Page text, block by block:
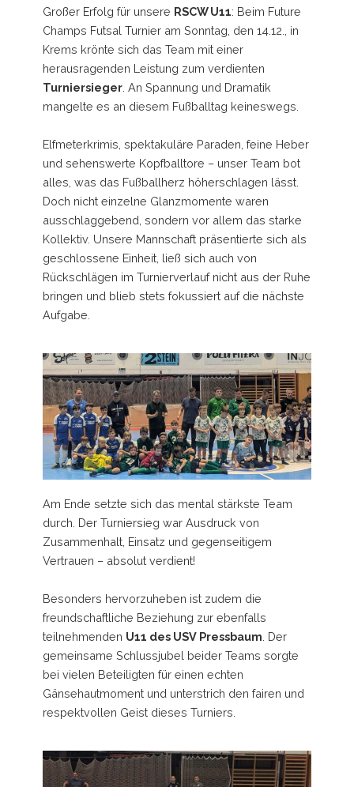
Großer Erfolg für unsere RSCW U11: Beim Future
Champs Futsal Turnier am Sonntag, den 14.12., in
Krems krönte sich das Team mit einer
herausragenden Leistung zum verdienten
Turniersieger. An Spannung und Dramatik
mangelte es an diesem Fußballtag keineswegs.
Elfmeterkrimis, spektakuläre Paraden, feine Heber
und sehenswerte Kopfballtore – unser Team bot
alles, was das Fußballherz höherschlagen lässt.
Doch nicht einzelne Glanzmomente waren
ausschlaggebend, sondern vor allem das starke
Kollektiv. Unsere Mannschaft präsentierte sich als
geschlossene Einheit, ließ sich auch von
Rückschlägen im Turnierverlauf nicht aus der Ruhe
bringen und blieb stets fokussiert auf die nächste
Aufgabe.
Am Ende setzte sich das mental stärkste Team
durch. Der Turniersieg war Ausdruck von
Zusammenhalt, Einsatz und gegenseitigem
Vertrauen – absolut verdient!
Besonders hervorzuheben ist zudem die
freundschaftliche Beziehung zur ebenfalls
teilnehmenden U11 des USV Pressbaum . Der
gemeinsame Schlussjubel beider Teams sorgte
bei vielen Beteiligten für einen echten
Gänsehautmoment und unterstrich den fairen und
respektvollen Geist dieses Turniers.